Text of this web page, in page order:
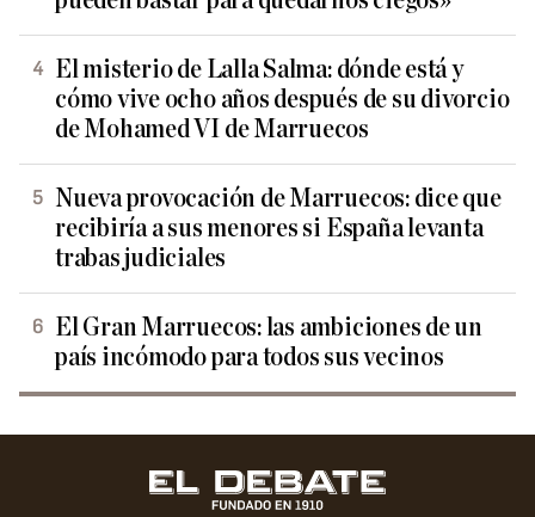
El misterio de Lalla Salma: dónde está y
cómo vive ocho años después de su divorcio
de Mohamed VI de Marruecos
Nueva provocación de Marruecos: dice que
recibiría a sus menores si España levanta
trabas judiciales
El Gran Marruecos: las ambiciones de un
país incómodo para todos sus vecinos